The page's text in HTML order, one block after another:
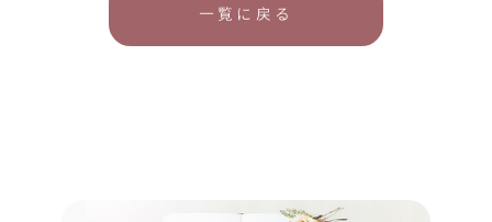
一覧に戻る